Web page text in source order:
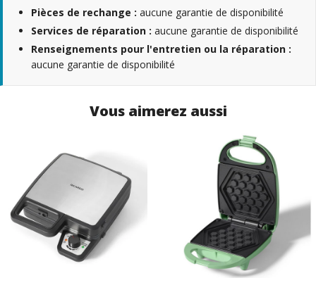
Pièces de rechange : aucune garantie de disponibilité
Services de réparation : aucune garantie de disponibilité
Renseignements pour l'entretien ou la réparation :
aucune garantie de disponibilité
Vous aimerez aussi